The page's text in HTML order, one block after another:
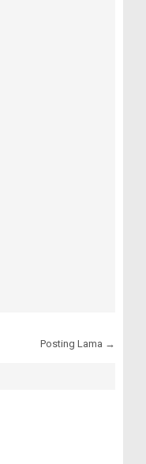
Posting Lama →